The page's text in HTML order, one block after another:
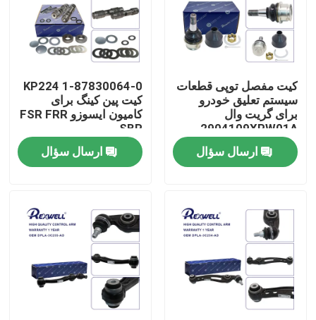
خونه
محصولات
ویدیو
درباره ما
کیت مفصل توپی قطعات
سیستم تعلیق خودرو
برای گریت وال
2904109XPW01A
ارسال سؤال
1-87830064-0 KP224
کیت پین کینگ برای
کامیون ایسوزو FSR FRR
SBR
ارسال سؤال